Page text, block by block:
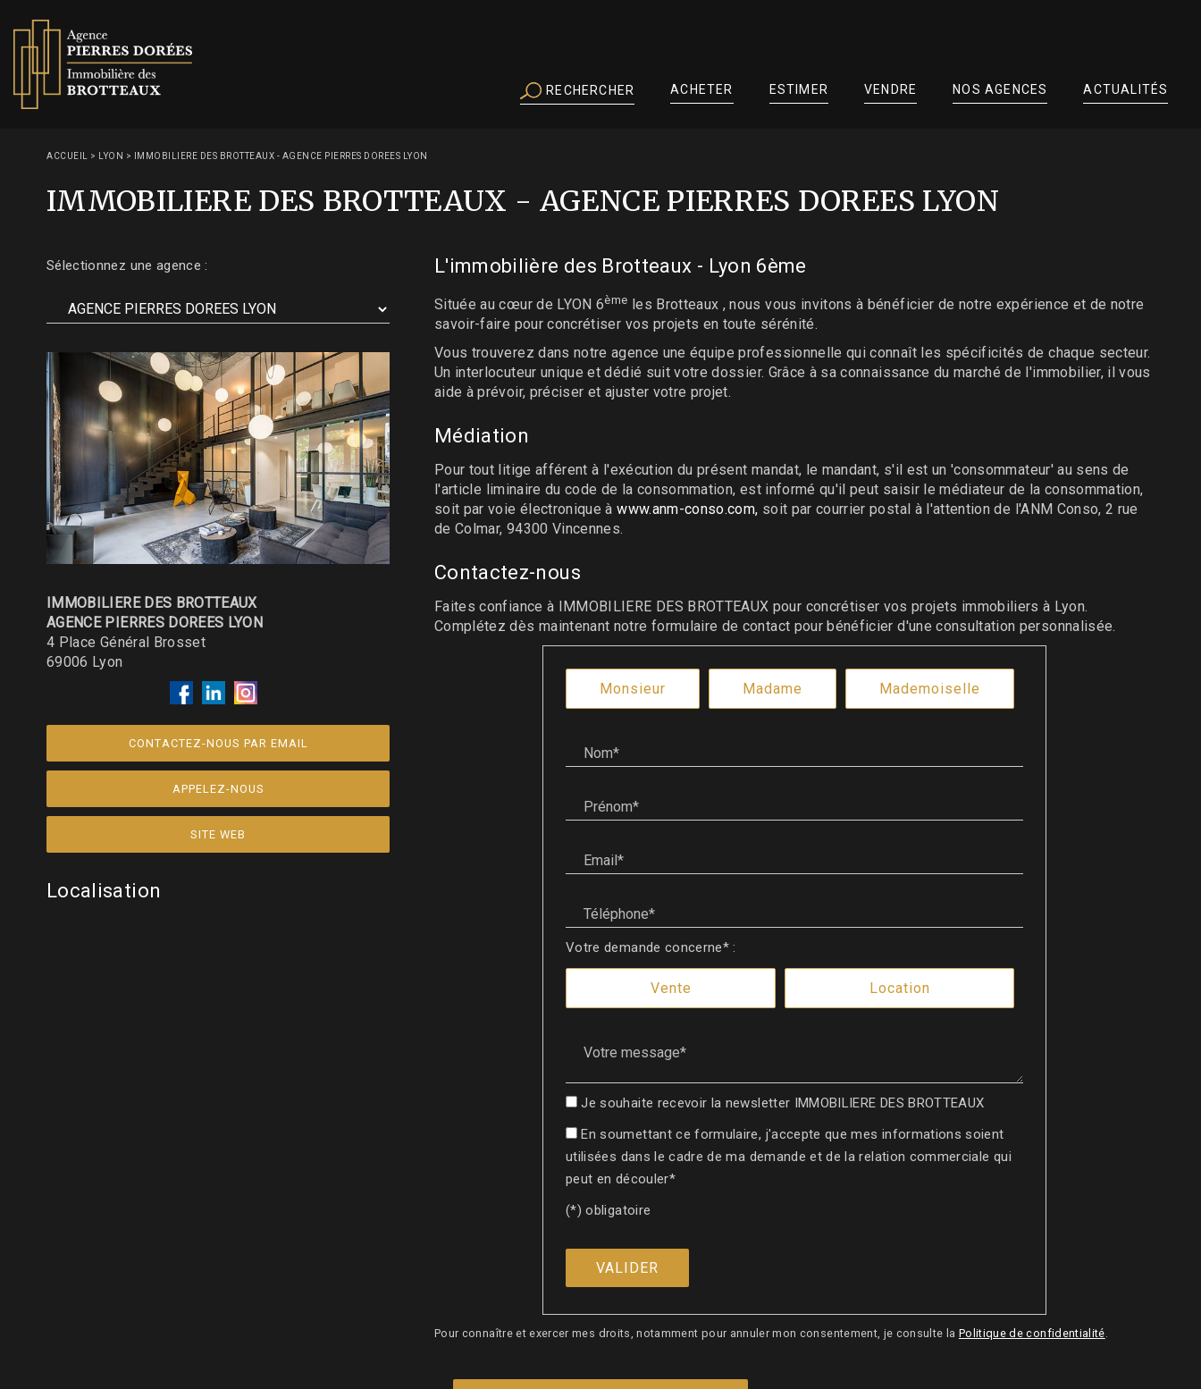
RECHERCHER ACHETER ESTIMER VENDRE NOS AGENCES ACTUALITÉS
ACCUEIL > LYON > IMMOBILIERE DES BROTTEAUX - AGENCE PIERRES DOREES LYON
IMMOBILIERE DES BROTTEAUX - AGENCE PIERRES DOREES LYON
Sélectionnez une agence :
IMMOBILIERE DES BROTTEAUX
AGENCE PIERRES DOREES LYON
4 Place Général Brosset
69006 Lyon
CONTACTEZ-NOUS PAR EMAIL
APPELEZ-NOUS
SITE WEB
Localisation
L'immobilière des Brotteaux - Lyon 6ème
Située au cœur de LYON 6ème les Brotteaux , nous vous invitons à bénéficier de notre expérience et de notre
savoir-faire pour concrétiser vos projets en toute sérénité.
Vous trouverez dans notre agence une équipe professionnelle qui connaît les spécificités de chaque secteur.
Un interlocuteur unique et dédié suit votre dossier. Grâce à sa connaissance du marché de l'immobilier, il vous
aide à prévoir, préciser et ajuster votre projet.
Médiation
Pour tout litige afférent à l'exécution du présent mandat, le mandant, s'il est un 'consommateur' au sens de
l'article liminaire du code de la consommation, est informé qu'il peut saisir le médiateur de la consommation,
soit par voie électronique àwww.anm-conso.com, soit par courrier postal à l'attention de l'ANM Conso, 2 rue
de Colmar, 94300 Vincennes.
Contactez-nous
Faites confiance à IMMOBILIERE DES BROTTEAUX pour concrétiser vos projets immobiliers à Lyon.
Complétez dès maintenant notre formulaire de contact pour bénéficier d'une consultation personnalisée.
Monsieur Madame Mademoiselle
Votre demande concerne* :
Vente Location
Je souhaite recevoir la newsletter IMMOBILIERE DES BROTTEAUX
En soumettant ce formulaire, j'accepte que mes informations soient
utilisées dans le cadre de ma demande et de la relation commerciale qui
peut en découler*
(*) obligatoire
Pour connaître et exercer mes droits, notamment pour annuler mon consentement, je consulte la Politique de confidentialité.